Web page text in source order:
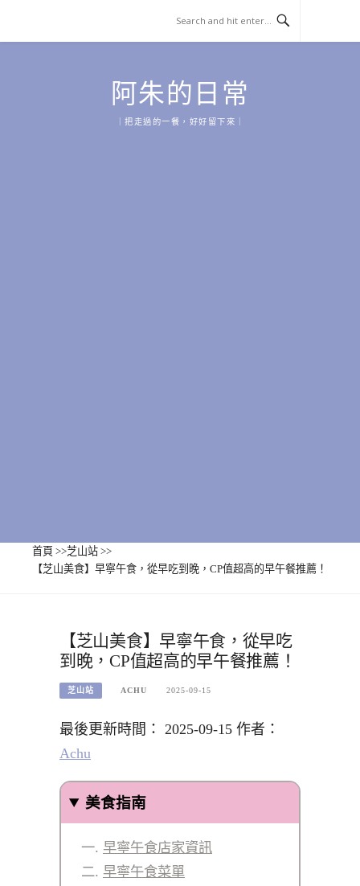
content
阿朱的日常
｜把走過的一餐，好好留下來｜
首頁 >>芝山站 >>
【芝山美食】早寧午食，從早吃到晚，CP值超高的早午餐推薦！
【芝山美食】早寧午食，從早吃
到晚，CP值超高的早午餐推薦！
芝山站 ACHU 2025-09-15
最後更新時間： 2025-09-15 作者：
Achu
美食指南
早寧午食店家資訊
早寧午食菜單